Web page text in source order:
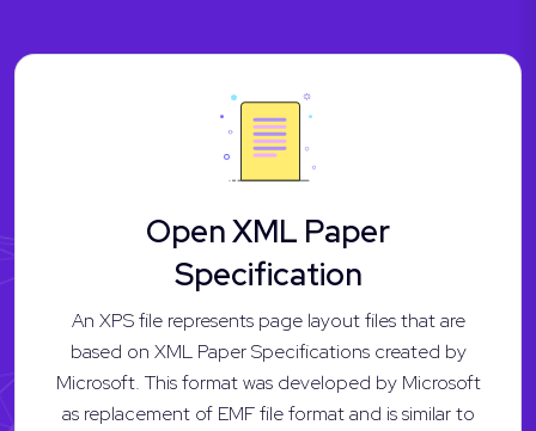
Open XML Paper
Specification
An XPS file represents page layout files that are
based on XML Paper Specifications created by
Microsoft. This format was developed by Microsoft
as replacement of EMF file format and is similar to